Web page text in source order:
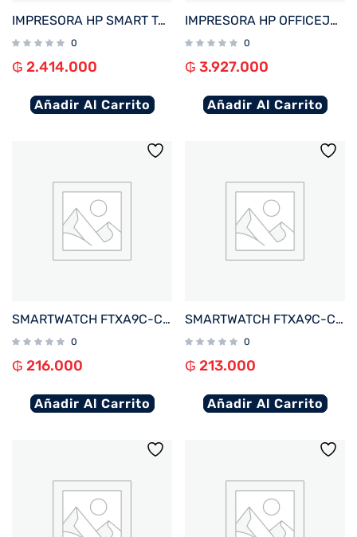
IMPRESORA HP SMART TANK 720 IMP/COP/SCAN/USB/WIFI/BIVOLT
0
₲ 2.414.000
Añadir Al Carrito
IMPRESORA HP OFFICEJET PRO 9730 IMP/COP/SCA/USB/RED/WIFI/BIVOLT
0
₲ 3.927.000
Añadir Al Carrito
SMARTWATCH FTXA9C-CGBE 46MM GOLD/BEIGE ANDROID/IOS/BT/FREC. CARD
0
₲ 216.000
Añadir Al Carrito
SMARTWATCH FTXA9C-CGP 46MM GOLD/ROSA ANDROID/IOS/BT/FREC. CARD/NOTIFICACIONES
0
₲ 213.000
Añadir Al Carrito